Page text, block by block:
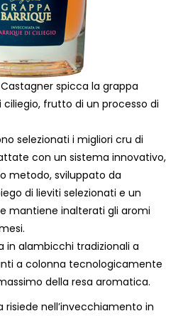
spicca la grappa
frutto di un processo di
selezionati i migliori cru di
con un sistema innovativo,
metodo, sviluppato da
di lieviti selezionati e un
mantiene inalterati gli aromi
in alambicchi tradizionali a
a colonna tecnologicamente
della resa aromatica​.
risiede nell’invecchiamento in